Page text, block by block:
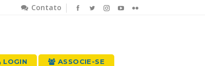
Contato
LOGIN ASSOCIE-SE